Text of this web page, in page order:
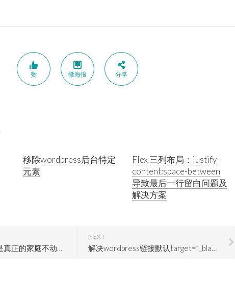
赞 微海报 分享
移除wordpress后台特定
元素
Flex 三列布局：justify-
content:space-between
导致最后一行留白问题及
解决方案
NEXT
解决wordpress链接默认target=”_blank”
父亲的大格局，才是真正的家庭不动产，也是孩子的天花板